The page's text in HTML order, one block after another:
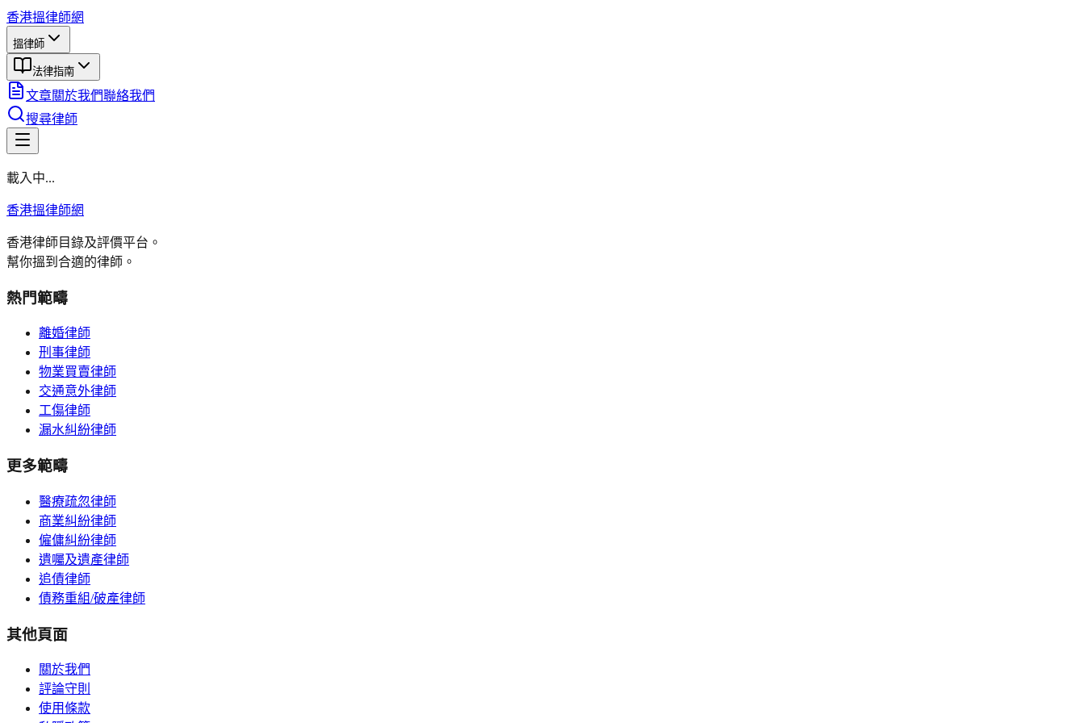
香港搵律師網
搵律師
法律指南
文章關於我們聯絡我們
搜尋律師
載入中...
香港搵律師網
香港律師目錄及評價平台。
幫你搵到合適的律師。
熱門範疇
離婚律師
刑事律師
物業買賣律師
交通意外律師
工傷律師
漏水糾紛律師
更多範疇
醫療疏忽律師
商業糾紛律師
僱傭糾紛律師
遺囑及遺產律師
追債律師
債務重組/破產律師
其他頁面
關於我們
評論守則
使用條款